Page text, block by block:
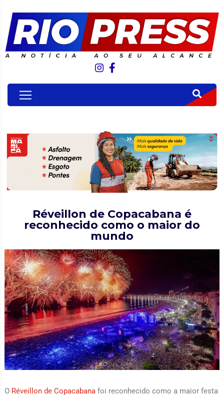
Réveillon de Copacabana é
reconhecido como o maior do
mundo
O Réveillon de Copacabanafoi reconhecido como a maior festa